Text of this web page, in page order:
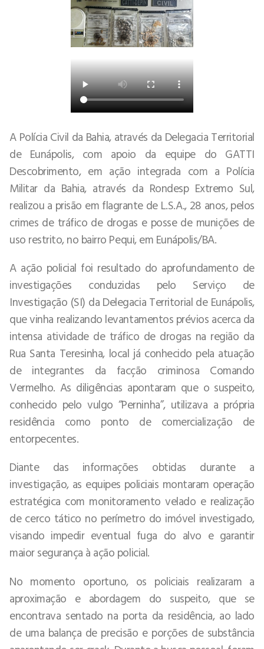
A Polícia Civil da Bahia, através da Delegacia Territorial
de Eunápolis, com apoio da equipe do GATTI
Descobrimento, em ação integrada com a Polícia
Militar da Bahia, através da Rondesp Extremo Sul,
realizou a prisão em flagrante de L.S.A., 28 anos, pelos
crimes de tráfico de drogas e posse de munições de
uso restrito, no bairro Pequi, em Eunápolis/BA.
A ação policial foi resultado do aprofundamento de
investigações conduzidas pelo Serviço de
Investigação (SI) da Delegacia Territorial de Eunápolis,
que vinha realizando levantamentos prévios acerca da
intensa atividade de tráfico de drogas na região da
Rua Santa Teresinha, local já conhecido pela atuação
de integrantes da facção criminosa Comando
Vermelho. As diligências apontaram que o suspeito,
conhecido pelo vulgo “Perninha”, utilizava a própria
residência como ponto de comercialização de
entorpecentes.
Diante das informações obtidas durante a
investigação, as equipes policiais montaram operação
estratégica com monitoramento velado e realização
de cerco tático no perímetro do imóvel investigado,
visando impedir eventual fuga do alvo e garantir
maior segurança à ação policial.
No momento oportuno, os policiais realizaram a
aproximação e abordagem do suspeito, que se
encontrava sentado na porta da residência, ao lado
de uma balança de precisão e porções de substância